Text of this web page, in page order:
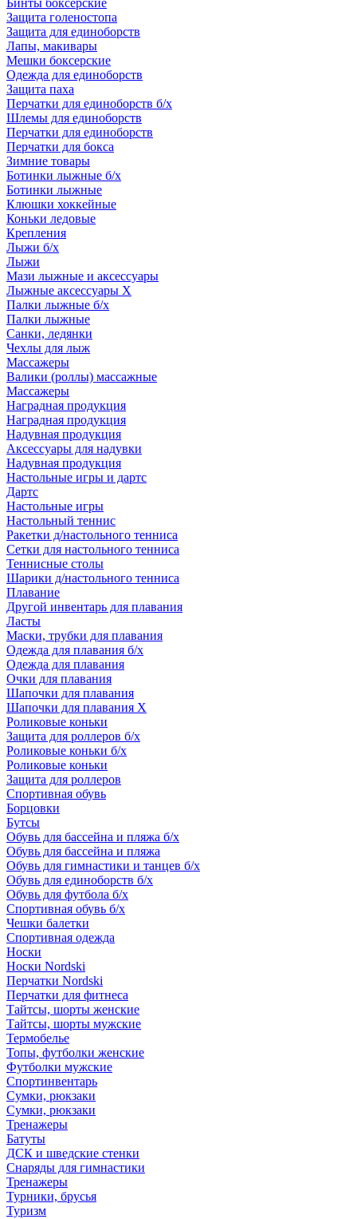
Бинты боксерские
Защита голеностопа
Защита для единоборств
Лапы, макивары
Мешки боксерские
Одежда для единоборств
Защита паха
Перчатки для единоборств б/х
Шлемы для единоборств
Перчатки для единоборств
Перчатки для бокса
Зимние товары
Ботинки лыжные б/х
Ботинки лыжные
Клюшки хоккейные
Коньки ледовые
Крепления
Лыжи б/х
Лыжи
Мази лыжные и аксессуары
Лыжные аксессуары Х
Палки лыжные б/х
Палки лыжные
Санки, ледянки
Чехлы для лыж
Массажеры
Валики (роллы) массажные
Массажеры
Наградная продукция
Наградная продукция
Надувная продукция
Аксессуары для надувки
Надувная продукция
Настольные игры и дартс
Дартс
Настольные игры
Настольный теннис
Ракетки д/настольного тенниса
Сетки для настольного тенниса
Теннисные столы
Шарики д/настольного тенниса
Плавание
Другой инвентарь для плавания
Ласты
Маски, трубки для плавания
Одежда для плавания б/х
Одежда для плавания
Очки для плавания
Шапочки для плавания
Шапочки для плавания Х
Роликовые коньки
Защита для роллеров б/х
Роликовые коньки б/х
Роликовые коньки
Защита для роллеров
Спортивная обувь
Борцовки
Бутсы
Обувь для бассейна и пляжа б/х
Обувь для бассейна и пляжа
Обувь для гимнастики и танцев б/х
Обувь для единоборств б/х
Обувь для футбола б/х
Спортивная обувь б/х
Чешки балетки
Спортивная одежда
Носки
Носки Nordski
Перчатки Nordski
Перчатки для фитнеса
Тайтсы, шорты женские
Тайтсы, шорты мужские
Термобелье
Топы, футболки женские
Футболки мужские
Спортинвентарь
Сумки, рюкзаки
Сумки, рюкзаки
Тренажеры
Батуты
ДСК и шведские стенки
Снаряды для гимнастики
Тренажеры
Турники, брусья
Туризм